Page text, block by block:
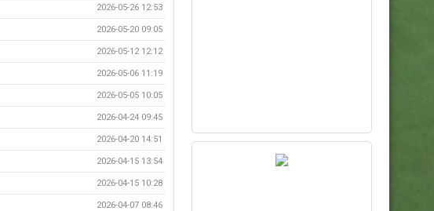
2026-05-26 12:53
2026-05-20 09:05
2026-05-12 12:12
2026-05-06 11:19
2026-05-05 10:05
2026-04-24 09:45
2026-04-20 14:51
2026-04-15 13:54
2026-04-15 10:28
2026-04-07 08:46